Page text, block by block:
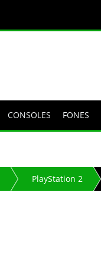
CONSOLES FONES
PlayStation 2